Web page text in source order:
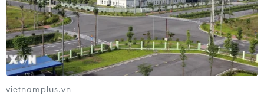
dưới, do đó cản trở các hoạt động theo dõi bằng vệ
tinh.
vietnamplus.vn